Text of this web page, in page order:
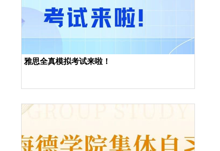
雅思全真模拟考试来啦！